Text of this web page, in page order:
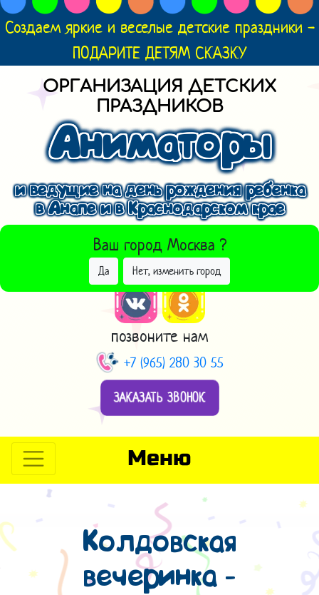
Создаем яркие и веселые детские праздники -
ПОДАРИТЕ ДЕТЯМ СКАЗКУ
ОРГАНИЗАЦИЯ ДЕТСКИХ
ПРАЗДНИКОВ
Аниматоры
и ведущие на день рождения ребенка
в Анапе и в Краснодарском крае
Ваш город Москва ?
Да Нет, изменить город
ВЫБРАТЬ ДРУГОЙ ГОРОД
позвоните нам
+7 (965) 280 30 55
ЗАКАЗАТЬ ЗВОНОК
Меню
Колдовская
вечеринка -